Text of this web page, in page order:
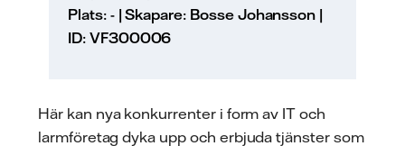
Plats: - | Skapare: Bosse Johansson |
ID: VF300006
Här kan nya konkurrenter i form av IT och
larmföretag dyka upp och erbjuda tjänster som